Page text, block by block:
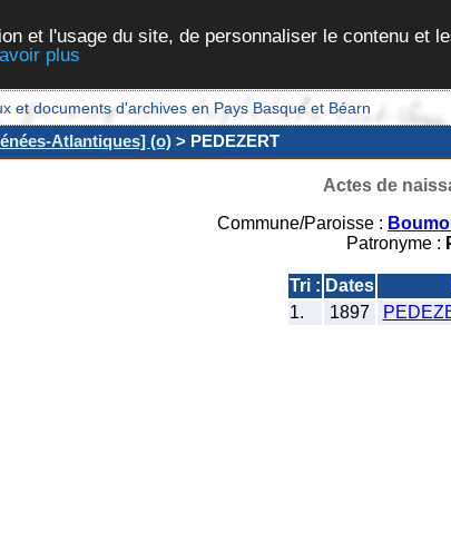
et l'usage du site, de personnaliser le contenu et
plus
et documents d'archives en Pays Basque et Béarn
Atlantiques] (o) > PEDEZERT
Actes de
Commune/Paroisse :
Patronyme :
Tri : Dates
1.
1897